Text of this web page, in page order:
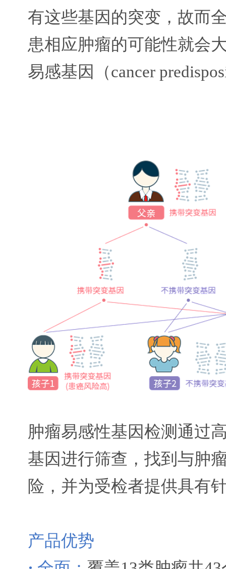
有这些基因的突变，故而
患相应肿瘤的可能性就会
易感基因（cancer
肿瘤易感性基因检测通过
基因进行筛查，找到与肿
险，并为受检者提供具有
产品优势